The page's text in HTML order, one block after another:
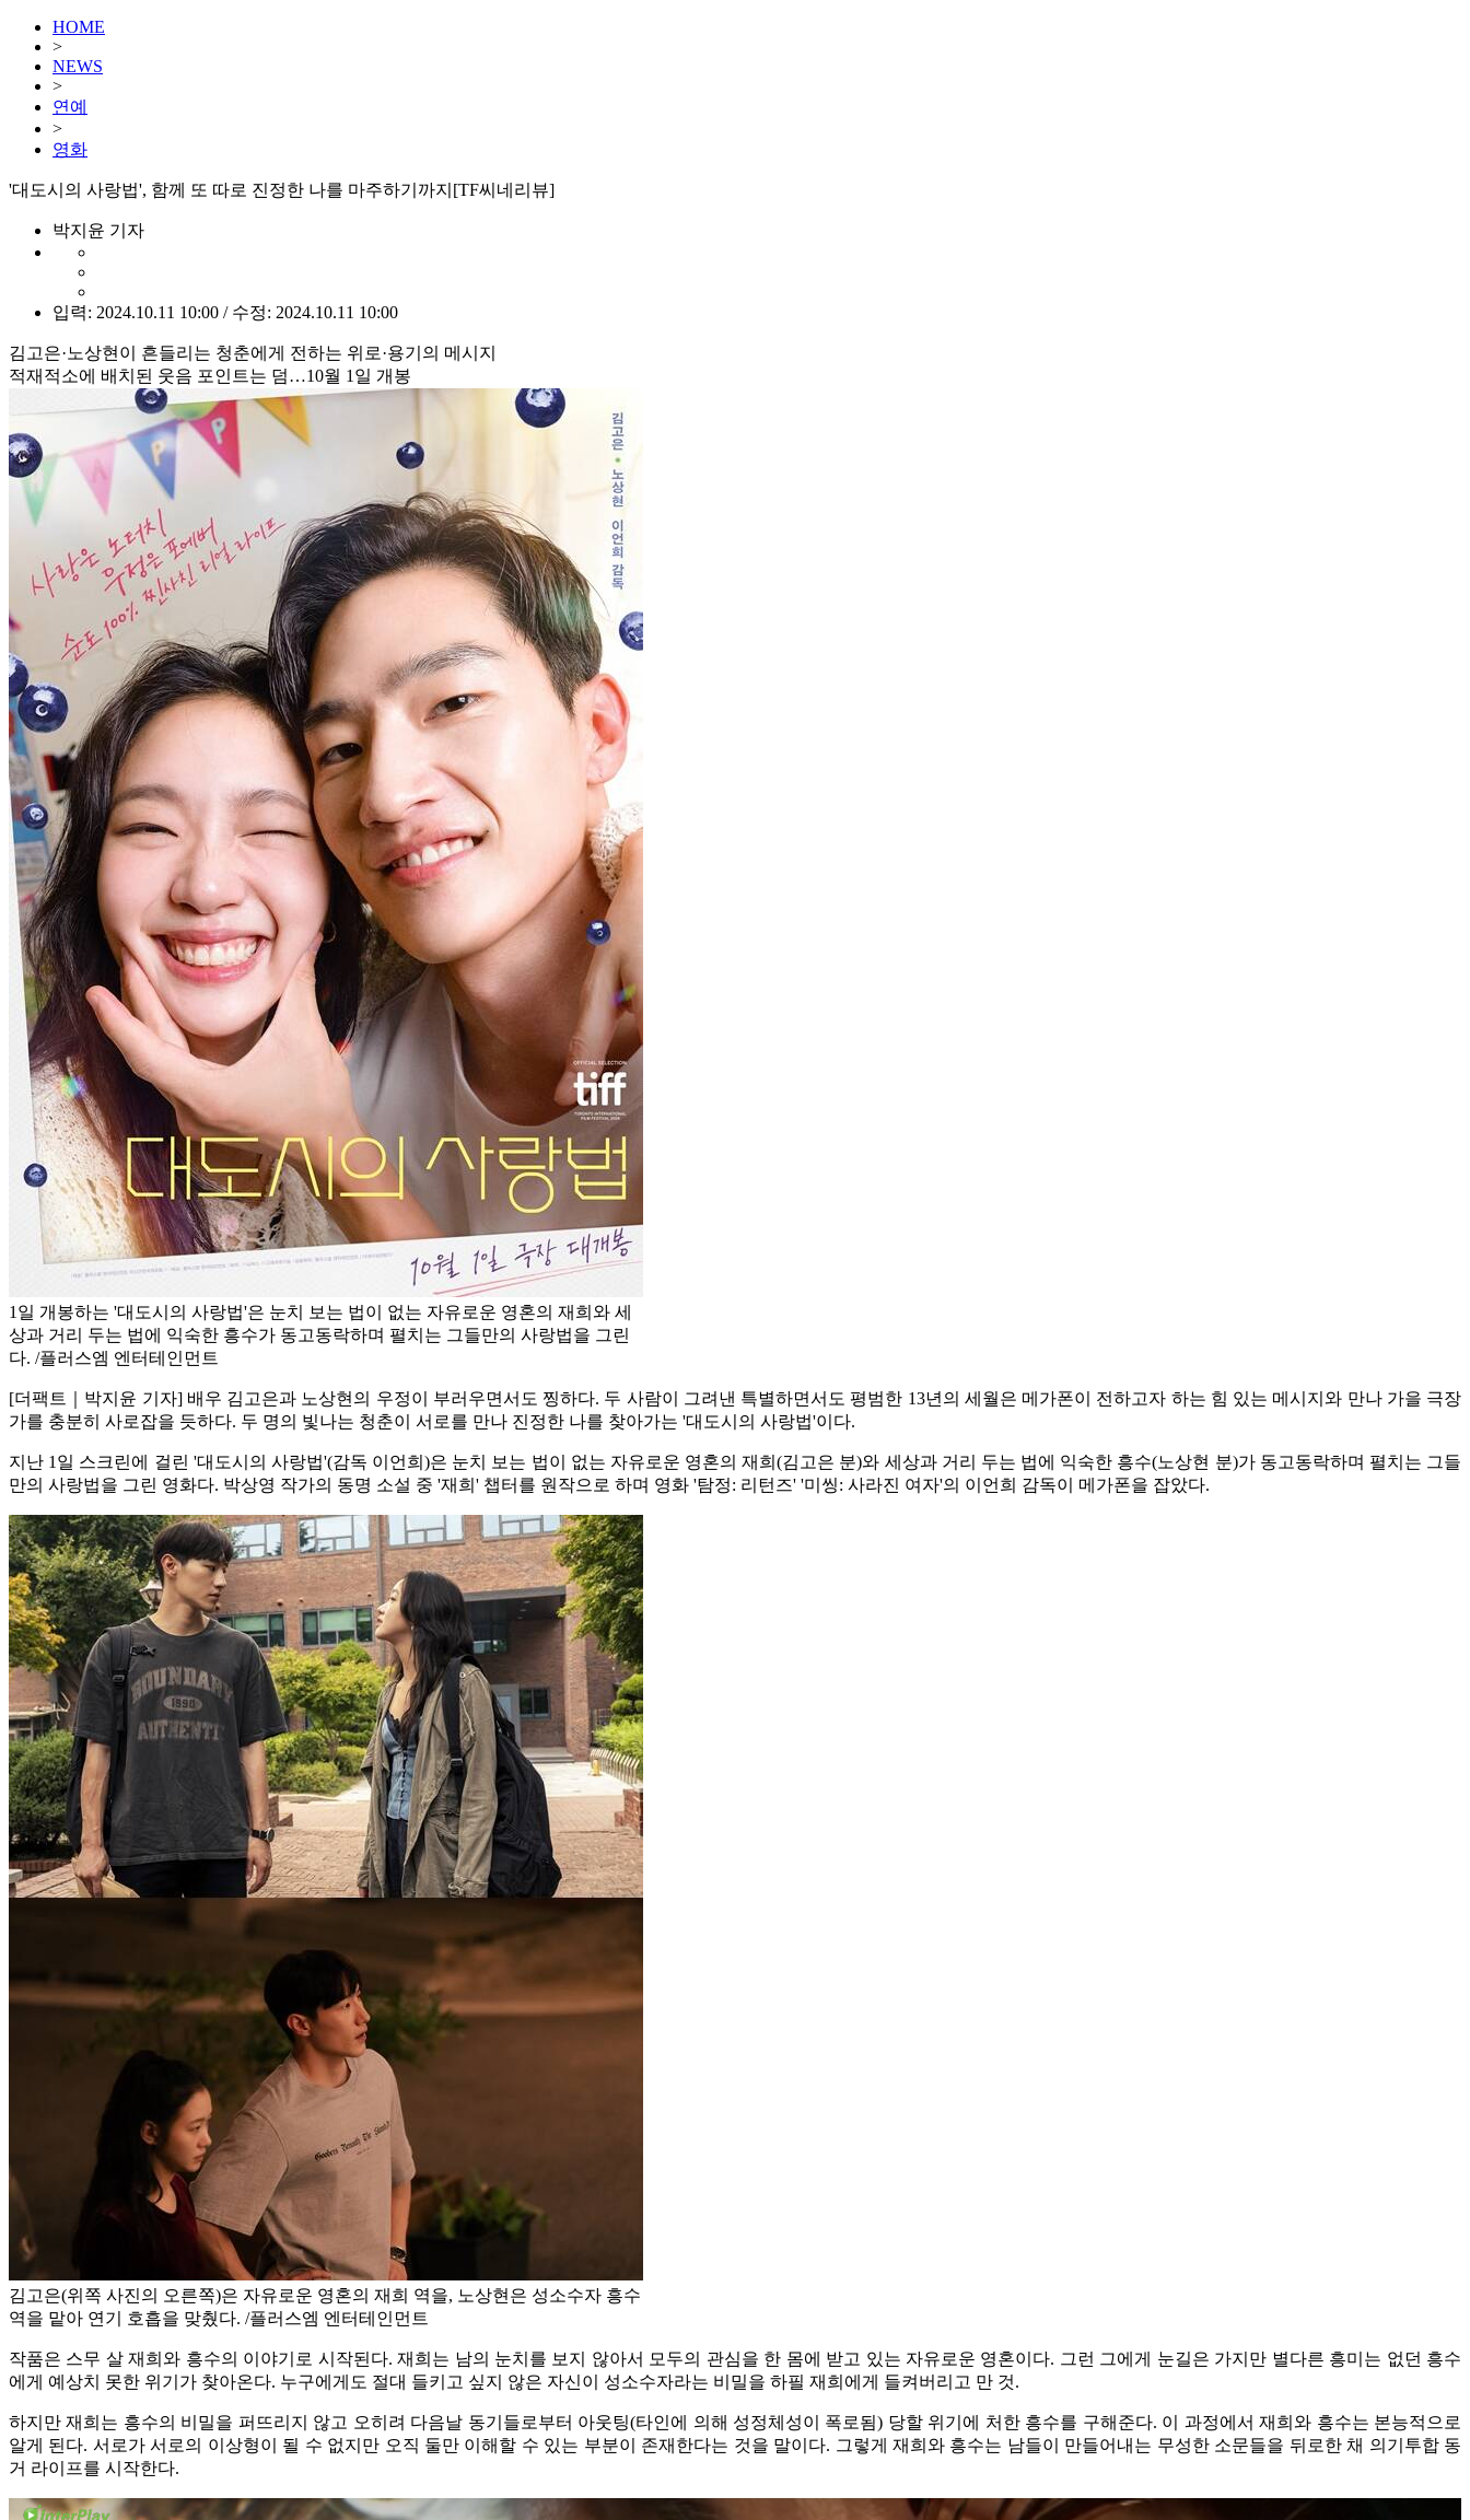
HOME
>
NEWS
>
연예
>
영화
'대도시의 사랑법', 함께 또 따로 진정한 나를 마주하기까지[TF씨네리뷰]
박지윤 기자
입력: 2024.10.11 10:00 / 수정: 2024.10.11 10:00
김고은·노상현이 흔들리는 청춘에게 전하는 위로·용기의 메시지
적재적소에 배치된 웃음 포인트는 덤…10월 1일 개봉
1일 개봉하는 '대도시의 사랑법'은 눈치 보는 법이 없는 자유로운 영혼의 재희와 세
상과 거리 두는 법에 익숙한 흥수가 동고동락하며 펼치는 그들만의 사랑법을 그린
다. /플러스엠 엔터테인먼트
[더팩트｜박지윤 기자] 배우 김고은과 노상현의 우정이 부러우면서도 찡하다. 두 사람이 그려낸 특별하면서도 평범한 13년의 세월은 메가폰이 전하고자 하는 힘 있는 메시지와 만나 가을 극장
가를 충분히 사로잡을 듯하다. 두 명의 빛나는 청춘이 서로를 만나 진정한 나를 찾아가는 '대도시의 사랑법'이다.
지난 1일 스크린에 걸린 '대도시의 사랑법'(감독 이언희)은 눈치 보는 법이 없는 자유로운 영혼의 재희(김고은 분)와 세상과 거리 두는 법에 익숙한 흥수(노상현 분)가 동고동락하며 펼치는 그들
만의 사랑법을 그린 영화다. 박상영 작가의 동명 소설 중 '재희' 챕터를 원작으로 하며 영화 '탐정: 리턴즈' '미씽: 사라진 여자'의 이언희 감독이 메가폰을 잡았다.
김고은(위쪽 사진의 오른쪽)은 자유로운 영혼의 재희 역을, 노상현은 성소수자 흥수
역을 맡아 연기 호흡을 맞췄다. /플러스엠 엔터테인먼트
작품은 스무 살 재희와 흥수의 이야기로 시작된다. 재희는 남의 눈치를 보지 않아서 모두의 관심을 한 몸에 받고 있는 자유로운 영혼이다. 그런 그에게 눈길은 가지만 별다른 흥미는 없던 흥수
에게 예상치 못한 위기가 찾아온다. 누구에게도 절대 들키고 싶지 않은 자신이 성소수자라는 비밀을 하필 재희에게 들켜버리고 만 것.
하지만 재희는 흥수의 비밀을 퍼뜨리지 않고 오히려 다음날 동기들로부터 아웃팅(타인에 의해 성정체성이 폭로됨) 당할 위기에 처한 흥수를 구해준다. 이 과정에서 재희와 흥수는 본능적으로
알게 된다. 서로가 서로의 이상형이 될 수 없지만 오직 둘만 이해할 수 있는 부분이 존재한다는 것을 말이다. 그렇게 재희와 흥수는 남들이 만들어내는 무성한 소문들을 뒤로한 채 의기투합 동
거 라이프를 시작한다.